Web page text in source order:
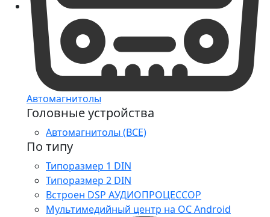
Автомагнитолы
Головные устройства
Автомагнитолы (ВСЕ)
По типу
Типоразмер 1 DIN
Типоразмер 2 DIN
Встроен DSP АУДИОПРОЦЕССОР
Мультимедийный центр на ОС Android